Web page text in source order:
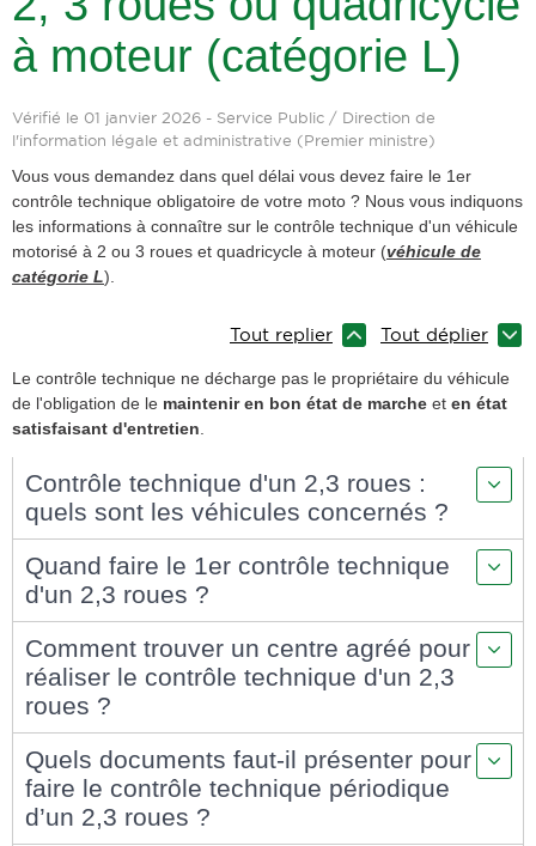
à moteur (catégorie L)
Vérifié le 01 janvier 2026 - Service Public / Direction de
l'information légale et administrative (Premier ministre)
Vous vous demandez dans quel délai vous devez faire le 1er
contrôle technique obligatoire de votre moto ? Nous vous indiquons
les informations à connaître sur le contrôle technique d'un véhicule
motorisé à 2 ou 3 roues et quadricycle à moteur (véhicule de
catégorie L).
Tout replier Tout déplier
Le contrôle technique ne décharge pas le propriétaire du véhicule
de l'obligation de le maintenir en bon état de marche et en état
satisfaisant d'entretien
Contrôle technique d'un 2,3 roues :
quels sont les véhicules concernés ?
Quand faire le 1er contrôle technique
d'un 2,3 roues ?
Comment trouver un centre agréé pour
réaliser le contrôle technique d'un 2,3
roues ?
Quels documents faut-il présenter pour
faire le contrôle technique périodique
d’un 2,3 roues ?